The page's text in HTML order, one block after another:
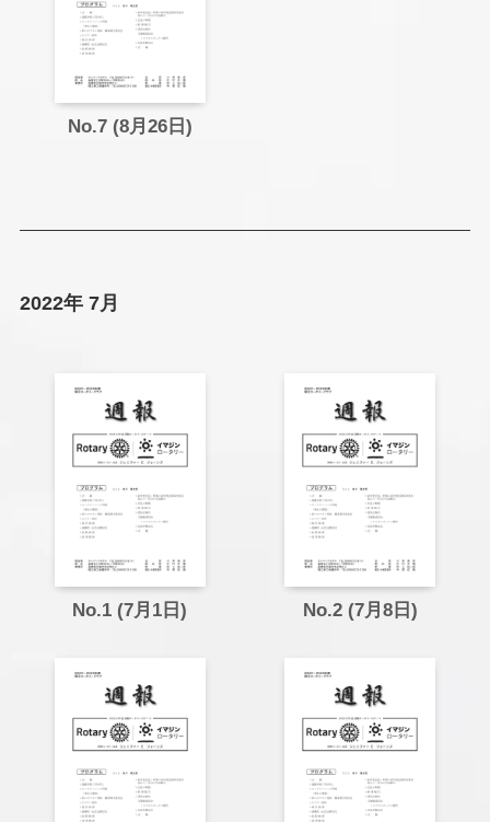
No.7 (8月26日)
2022年 7月
No.1 (7月1日) No.2 (7月8日)